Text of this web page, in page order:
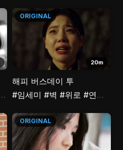
#취업준비생 #강아지 #흑백영
20m
ORIGINAL
해피 버스데이 투
#임세미 #벽 #위로 #연애
ORIGINAL